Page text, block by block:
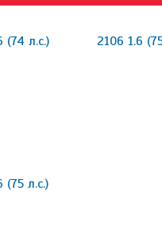
(74 л.с.) 2106 1.6
(75 л.с.)